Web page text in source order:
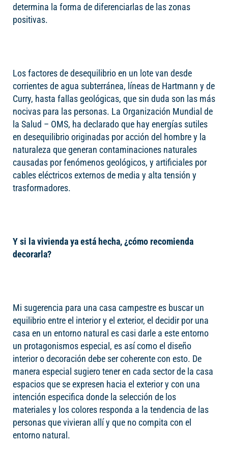
determina la forma de diferenciarlas de las zonas
positivas.
Los factores de desequilibrio en un lote van desde
corrientes de agua subterránea, líneas de Hartmann y de
Curry, hasta fallas geológicas, que sin duda son las más
nocivas para las personas. La Organización Mundial de
la Salud – OMS, ha declarado que hay energías sutiles
en desequilibrio originadas por acción del hombre y la
naturaleza que generan contaminaciones naturales
causadas por fenómenos geológicos, y artificiales por
cables eléctricos externos de media y alta tensión y
trasformadores.
Y si la vivienda ya está hecha, ¿cómo recomienda
decorarla?
Mi sugerencia para una casa campestre es buscar un
equilibrio entre el interior y el exterior, el decidir por una
casa en un entorno natural es casi darle a este entorno
un protagonismos especial, es así como el diseño
interior o decoración debe ser coherente con esto. De
manera especial sugiero tener en cada sector de la casa
espacios que se expresen hacia el exterior y con una
intención especifica donde la selección de los
materiales y los colores responda a la tendencia de las
personas que vivieran allí y que no compita con el
entorno natural.